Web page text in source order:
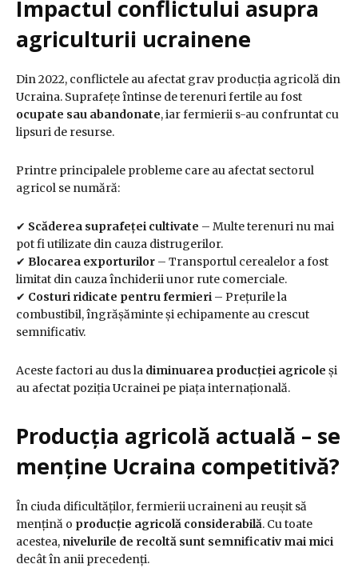
Impactul conflictului asupra
agriculturii ucrainene
Din 2022, conflictele au afectat grav producția agricolă din
Ucraina. Suprafețe întinse de terenuri fertile au fost
ocupate sau abandonate, iar fermierii s-au confruntat cu
lipsuri de resurse.
Printre principalele probleme care au afectat sectorul
agricol se numără:
✔ Scăderea suprafeței cultivate – Multe terenuri nu mai
pot fi utilizate din cauza distrugerilor.
✔ Blocarea exporturilor – Transportul cerealelor a fost
limitat din cauza închiderii unor rute comerciale.
✔ Costuri ridicate pentru fermieri – Prețurile la
combustibil, îngrășăminte și echipamente au crescut
semnificativ.
Aceste factori au dus la diminuarea producției agricole și
au afectat poziția Ucrainei pe piața internațională.
Producția agricolă actuală – se
menține Ucraina competitivă?
În ciuda dificultăților, fermierii ucraineni au reușit să
mențină o producție agricolă considerabilă. Cu toate
acestea, nivelurile de recoltă sunt semnificativ mai mici
decât în anii precedenți.